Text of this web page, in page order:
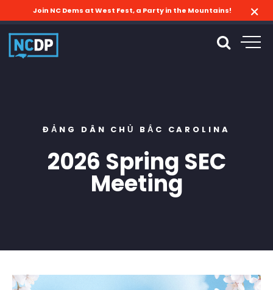
Join NC Dems at West Fest, a Party in the Mountains!
ĐẢNG DÂN CHỦ BẮC CAROLINA
2026 Spring SEC
Meeting